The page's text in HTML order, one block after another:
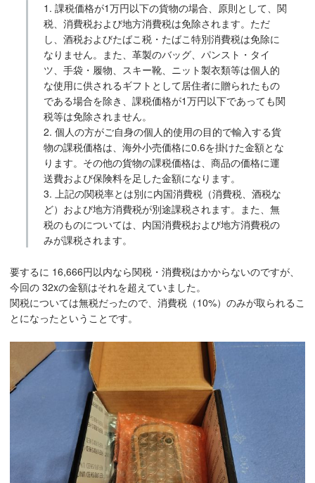
1. 課税価格が1万円以下の貨物の場合、原則として、関
税、消費税および地方消費税は免除されます。ただ
し、酒税およびたばこ税・たばこ特別消費税は免除に
なりません。また、革製のバッグ、パンスト・タイ
ツ、手袋・履物、スキー靴、ニット製衣類等は個人的
な使用に供されるギフトとして居住者に贈られたもの
である場合を除き、課税価格が1万円以下であっても関
税等は免除されません。
2. 個人の方がご自身の個人的使用の目的で輸入する貨
物の課税価格は、海外小売価格に0.6を掛けた金額とな
ります。その他の貨物の課税価格は、商品の価格に運
送費および保険料を足した金額になります。
3. 上記の関税率とは別に内国消費税（消費税、酒税な
ど）および地方消費税が別途課税されます。また、無
税のものについては、内国消費税および地方消費税の
みが課税されます。
要するに 16,666円以内なら関税・消費税はかからないのですが、
今回の 32xの金額はそれを超えていました。
関税については無税だったので、消費税（10%）のみが取られるこ
とになったということです。